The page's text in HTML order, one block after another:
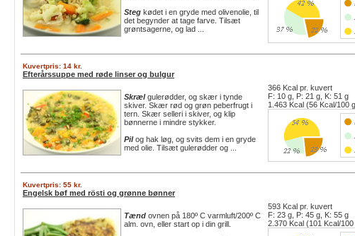
Steg kødet i en gryde med olivenolie, til
det begynder at tage farve. Tilsæt
grøntsagerne, og lad ...
Kuvertpris: 14 kr.
Efterårssuppe med røde linser og bulgur
Skrælgulerødder, og skær i tynde
skiver. Skær rød og grøn peberfrugt i
tern. Skær selleri i skiver, og klip
bønnerne i mindre stykker.
Pilog hak løg, og svits dem i en gryde
med olie. Tilsæt gulerødder og ...
366 Kcal pr. kuvert
F: 10 g, P: 21 g, K: 51 g
1.463 Kcal (56 Kcal/100
Kuvertpris: 55 kr.
Engelsk bøf med rösti og grønne bønner
Tænd ovnen på 180º C varmluft/200º C
alm. ovn, eller start op i din grill.
593 Kcal pr. kuvert
F: 23 g, P: 45 g, K: 55 g
2.370 Kcal (101 Kcal/100